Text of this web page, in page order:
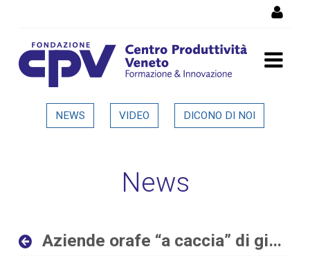
Aziende orafe “a caccia” di
digitali che tradizionali -
NEWS VIDEO DICONO DI NOI
News
Aziende orafe “a caccia” di giovani sia con competenze digitali che tradizionali